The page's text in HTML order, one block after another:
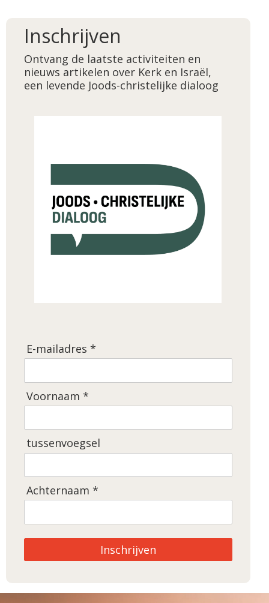
Inschrijven
Ontvang de laatste activiteiten en
nieuws artikelen over Kerk en Israël,
een levende Joods-christelijke dialoog
E-mailadres *
Voornaam *
tussenvoegsel
Achternaam *
Inschrijven